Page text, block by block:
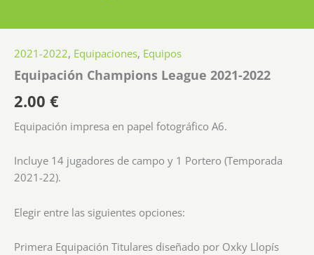
2021-2022, Equipaciones, Equipos
Equipación Champions League 2021-2022
2.00 €
Equipación impresa en papel fotográfico A6.
Incluye 14 jugadores de campo y 1 Portero (Temporada
2021-22).
Elegir entre las siguientes opciones:
Primera Equipación Titulares diseñado por Oxky Llopís